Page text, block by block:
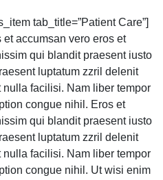
tab_title=”Patient Care”]
accumsan vero eros et
qui blandit praesent iusto
luptatum zzril delenit
facilisi. Nam liber tempor
congue nihil. Eros et
qui blandit praesent iusto
luptatum zzril delenit
facilisi. Nam liber tempor
congue nihil. Ut wisi enim